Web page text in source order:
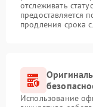
отслеживать
предоставляется
продления срока
Использование